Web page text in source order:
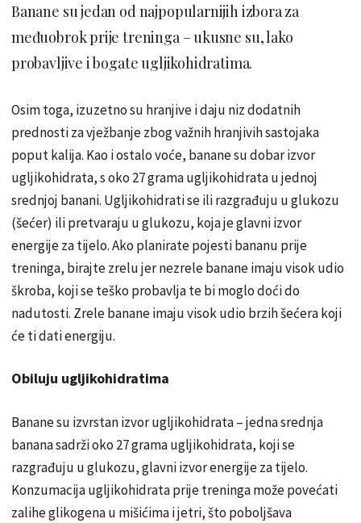
Banane su jedan od najpopularnijih izbora za
međuobrok prije treninga – ukusne su, lako
probavljive i bogate ugljikohidratima.
Osim toga, izuzetno su hranjive i daju niz dodatnih
prednosti za vježbanje zbog važnih hranjivih sastojaka
poput kalija. Kao i ostalo voće, banane su dobar izvor
ugljikohidrata, s oko 27 grama ugljikohidrata u jednoj
srednjoj banani. Ugljikohidrati se ili razgrađuju u glukozu
(šećer) ili pretvaraju u glukozu, koja je glavni izvor
energije za tijelo. Ako planirate pojesti bananu prije
treninga, birajte zrelu jer nezrele banane imaju visok udio
škroba, koji se teško probavlja te bi moglo doći do
nadutosti. Zrele banane imaju visok udio brzih šećera koji
će ti dati energiju.
Obiluju ugljikohidratima
Banane su izvrstan izvor ugljikohidrata – jedna srednja
banana sadrži oko 27 grama ugljikohidrata, koji se
razgrađuju u glukozu, glavni izvor energije za tijelo.
Konzumacija ugljikohidrata prije treninga može povećati
zalihe glikogena u mišićima i jetri, što poboljšava